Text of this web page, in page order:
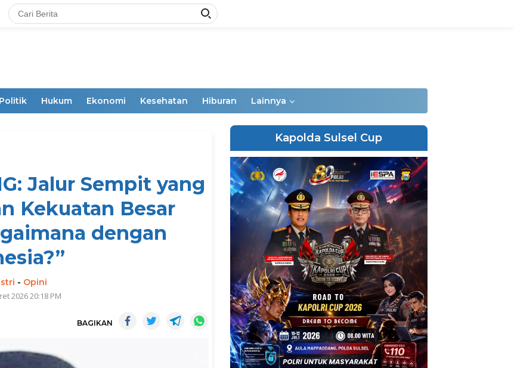
Politik Hukum Ekonomi Kesehatan Hiburan Lainnya
Jalur Sempit yang
Kekuatan Besar
dengan
- Opini
2026 20:18 PM
BAGIKAN
Kapolda Sulsel Cup